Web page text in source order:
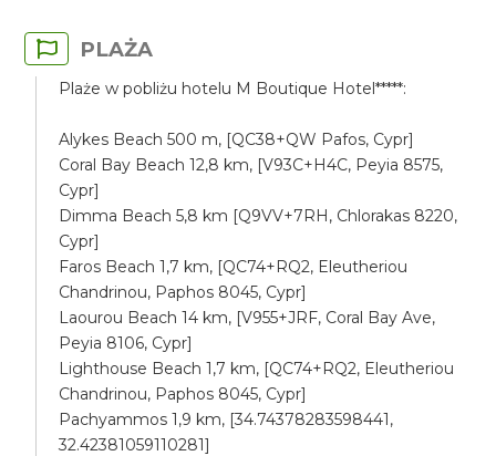
PLAŻA
Plaże w pobliżu hotelu M Boutique Hotel*****:
Alykes Beach 500 m, [QC38+QW Pafos, Cypr]
Coral Bay Beach 12,8 km, [V93C+H4C, Peyia 8575,
Cypr]
Dimma Beach 5,8 km [Q9VV+7RH, Chlorakas 8220,
Cypr]
Faros Beach 1,7 km, [QC74+RQ2, Eleutheriou
Chandrinou, Paphos 8045, Cypr]
Laourou Beach 14 km, [V955+JRF, Coral Bay Ave,
Peyia 8106, Cypr]
Lighthouse Beach 1,7 km, [QC74+RQ2, Eleutheriou
Chandrinou, Paphos 8045, Cypr]
Pachyammos 1,9 km, [34.74378283598441,
32.42381059110281]